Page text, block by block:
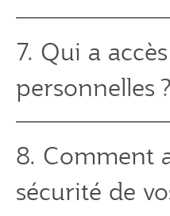
7. Qui a
personnelles ?
8. Comment
sécurité de